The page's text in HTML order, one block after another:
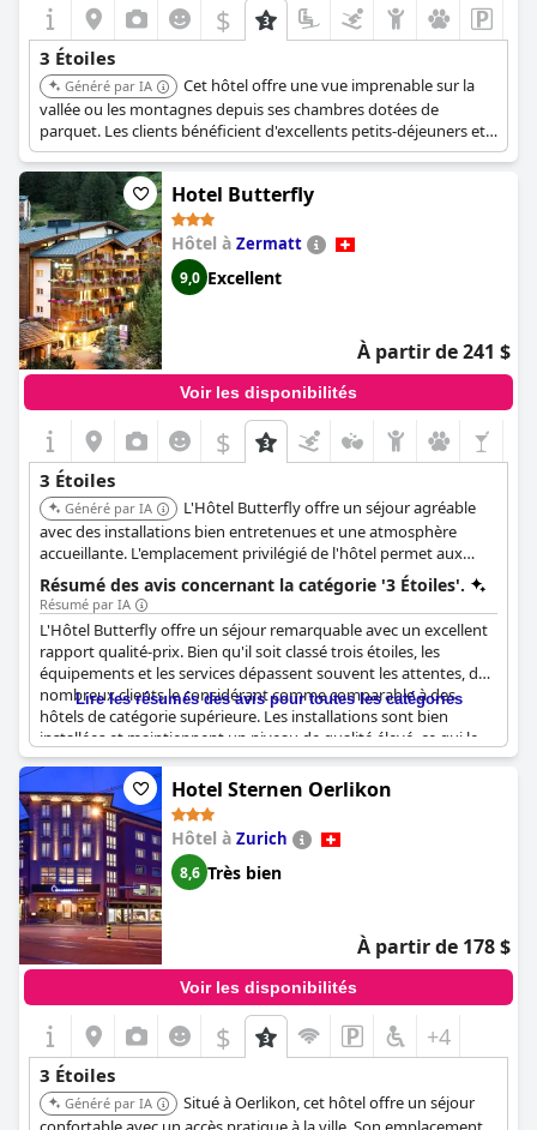
$
3 Étoiles
Généré par IA
Cet hôtel offre une vue imprenable sur la
vallée ou les montagnes depuis ses chambres dotées de
parquet. Les clients bénéficient d'excellents petits-déjeuners et
d'un accès complet au centre Bellavita Pool & SPA, qui
comprend des saunas, une piscine intérieure et une aire de jeux
pour enfants.
Hotel Butterfly
Hôtel à Zermatt
9,0 Excellent
À partir de 241 $
Voir les disponibilités
$
3 Étoiles
Généré par IA
L'Hôtel Butterfly offre un séjour agréable
avec des installations bien entretenues et une atmosphère
accueillante. L'emplacement privilégié de l'hôtel permet aux
clients d'accéder facilement aux attractions locales et aux
restaurants.
Résumé des avis concernant la catégorie '3 Étoiles'.
Résumé par IA
L'Hôtel Butterfly offre un séjour remarquable avec un excellent
rapport qualité-prix. Bien qu'il soit classé trois étoiles, les
équipements et les services dépassent souvent les attentes, de
nombreux clients le considérant comme comparable à des
hôtels de catégorie supérieure. Les installations sont bien
installées et maintiennent un niveau de qualité élevé, ce qui le
rend confortable et d'une grande valeur pour son prix. Les
clients mentionnent fréquemment que l'hôtel répond, voire
dépasse, les normes typiques d'un trois étoiles, offrant un
service et des commodités comparables à ceux que l'on trouve
dans des établissements de catégorie supérieure. Dans
l'ensemble, l'établissement est à la hauteur, voire dépasse
souvent, l'expérience attendue pour un hôtel trois étoiles, ce qui
en fait un choix judicieux pour les voyageurs soucieux de leur
budget et à la recherche de qualité et de confort.
Lire les résumés des avis pour toutes les catégories
Hotel Sternen Oerlikon
Hôtel à Zurich
8,6 Très bien
À partir de 178 $
Voir les disponibilités
$ +4
3 Étoiles
Généré par IA
Situé à Oerlikon, cet hôtel offre un séjour